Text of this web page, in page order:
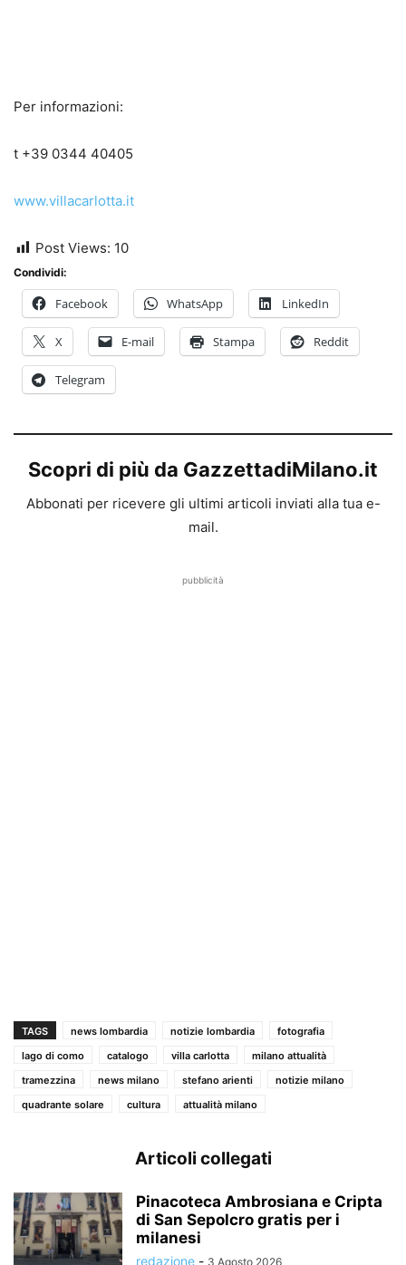
Per informazioni:
t +39 0344 40405
www.villacarlotta.it
Post Views: 10
Condividi:
Facebook WhatsApp LinkedIn
X E-mail Stampa Reddit
Telegram
Scopri di più da GazzettadiMilano.it
Abbonati per ricevere gli ultimi articoli inviati alla tua e-
mail.
pubblicità
TAGS news lombardia notizie lombardia
fotografia
lago di como
catalogo villa carlotta
milano attualità
tramezzina
news milano stefano arienti
notizie milano
quadrante solare
cultura attualità milano
Articoli collegati
Pinacoteca Ambrosiana e Cripta
di San Sepolcro gratis per i
milanesi
redazione - 3 Agosto 2026